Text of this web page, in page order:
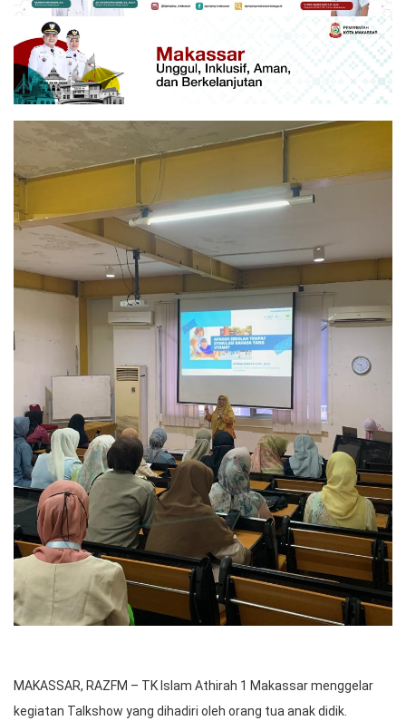
MAKASSAR, RAZFM – TK Islam Athirah 1 Makassar menggelar
kegiatan Talkshow yang dihadiri oleh orang tua anak didik.